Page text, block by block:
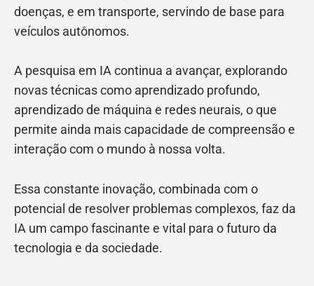
doenças, e em transporte, servindo de base para
veículos autônomos.
A pesquisa em IA continua a avançar, explorando
novas técnicas como aprendizado profundo,
aprendizado de máquina e redes neurais, o que
permite ainda mais capacidade de compreensão e
interação com o mundo à nossa volta.
Essa constante inovação, combinada com o
potencial de resolver problemas complexos, faz da
IA um campo fascinante e vital para o futuro da
tecnologia e da sociedade.